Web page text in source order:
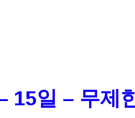
15일 – 무제